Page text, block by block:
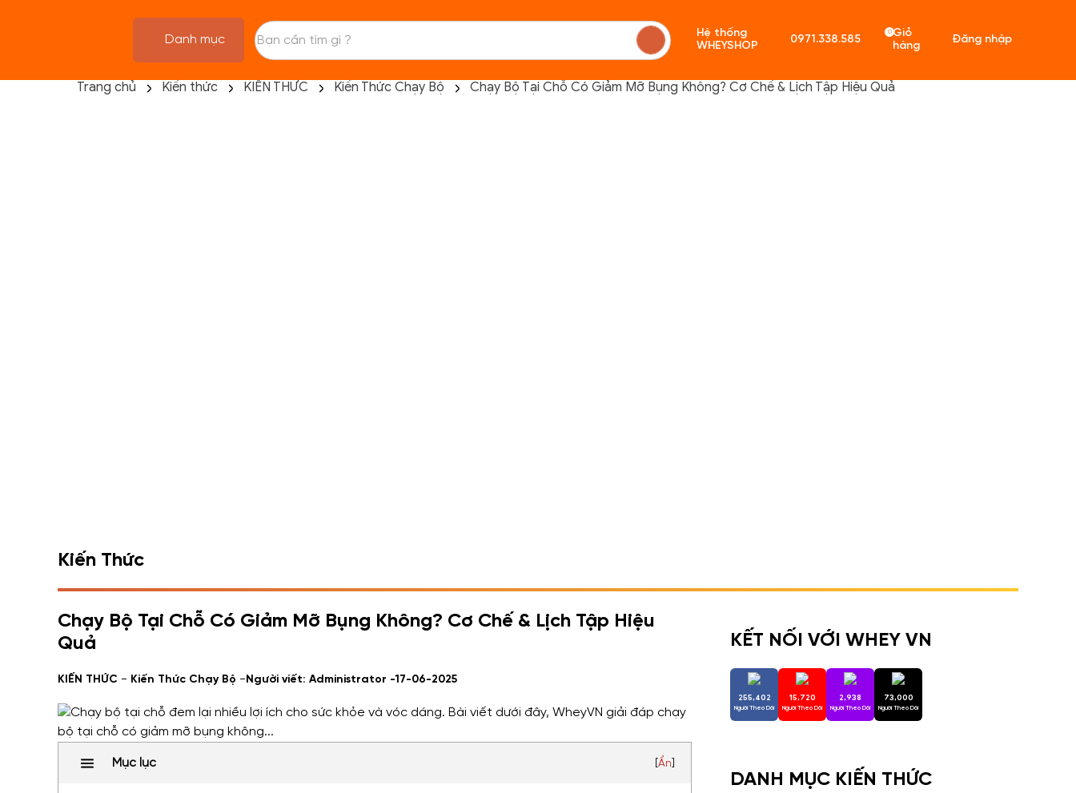
Danh mục
Hệ thống
WHEYSHOP
0971.338.585
0Giỏ
hàng
Đăng nhập
Trang chủ Kiến thức KIẾN THỨC Kiến Thức Chạy Bộ Chạy Bộ Tại Chỗ Có Giảm Mỡ Bụng Không? Cơ Chế & Lịch Tập Hiệu Quả
Kiến Thức
Chạy Bộ Tại Chỗ Có Giảm Mỡ Bụng Không? Cơ Chế & Lịch Tập Hiệu
Quả
KIẾN THỨC - Kiến Thức Chạy Bộ -Người viết: Administrator -17-06-2025
Mục lục Ẩn
KẾT NỐI VỚI WHEY VN
255,402
Người Theo Dõi
15,720
Người Theo Dõi
2,938
Người Theo Dõi
73,000
Người Theo Dõi
DANH MỤC KIẾN THỨC